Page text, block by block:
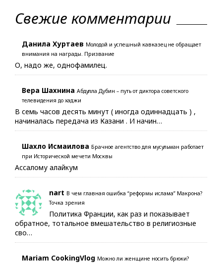
Свежие комментарии
Данила Хуртаев Молодой и успешный кавказец не обращает
внимания на награды. Призвание
О, надо же, однофамилец.
Вера Шахнина Абдулла Дубин – путь от диктора советского
телевидения до хаджи
В семь часов десять минут ( иногда одиннадцать ) ,
начиналась передача из Казани . И начин…
Шахло Исмаилова Брачное агентство для мусульман работает
при Исторической мечети Москвы
Ассалому алайкум
nart В чем главная ошибка “реформы ислама” Макрона?
Точка зрения
Политика Франции, как раз и показывает
обратное, тотальное вмешательство в религиозные
сво…
Mariam CookingVlog Можно ли женщине носить брюки?